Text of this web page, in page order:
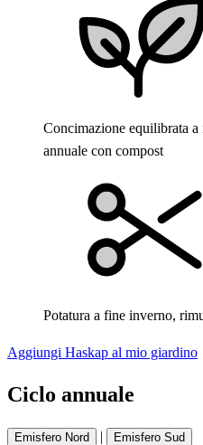
Concimazione equilibrata
annuale con compost
Potatura a fine inverno,
Aggiungi Haskap al mio giardino
Ciclo annuale
Emisfero Nord | Emisfero Sud